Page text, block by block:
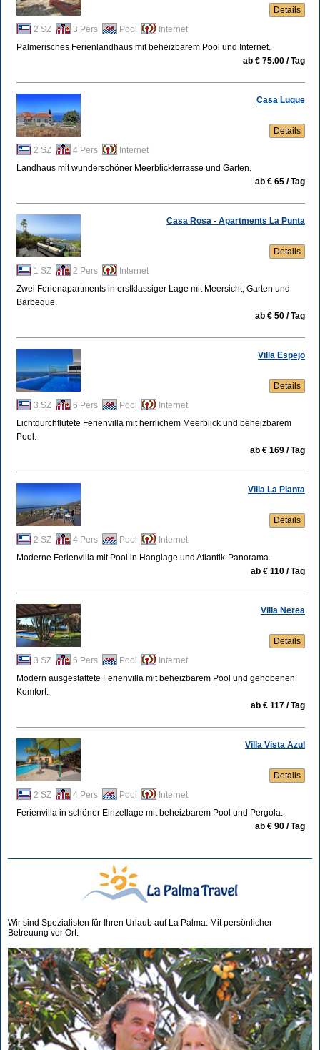
Details
2 SZ
3 Pers Pool
Internet
Palmerisches Ferienlandhaus mit beheizbarem Pool und Internet.
ab € 75.00 / Tag
Details
Casa Luque
2 SZ 4 Pers
Internet
Landhaus mit wunderschöner Meerblickterrasse und Garten.
ab € 65 / Tag
Details
Casa Rosa - Apartments La Punta
1 SZ 2 Pers
Internet
Zwei Ferienapartments in erstklassiger Lage mit Meersicht, Garten und
Barbeque.
ab € 50 / Tag
Details
Villa Espejo
3 SZ 6 Pers Pool
Internet
Lichtdurchflutete Ferienvilla mit herrlichem Meerblick und beheizbarem
Pool.
ab € 169 / Tag
Details
Villa La Planta
2 SZ 4 Pers Pool
Internet
Moderne Ferienvilla mit Pool in Hanglage und Atlantik-Panorama.
ab € 110 / Tag
Details
Villa Nerea
3 SZ 6 Pers Pool
Internet
Modern ausgestattete Ferienvilla mit beheizbarem Pool und gehobenen
Komfort.
ab € 117 / Tag
Details
Villa Vista Azul
2 SZ 4 Pers Pool
Internet
Ferienvilla in schöner Einzellage mit beheizbarem Pool und Pergola.
ab € 90 / Tag
Wir sind Spezialisten für Ihren Urlaub auf La Palma. Mit persönlicher
Betreuung vor Ort.